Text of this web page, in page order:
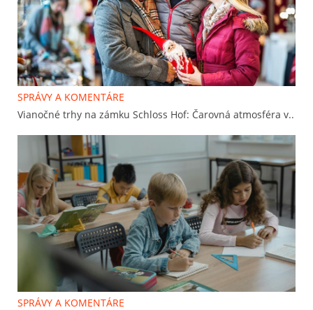
SPRÁVY A KOMENTÁRE
Vianočné trhy na zámku Schloss Hof: Čarovná atmosféra v..
SPRÁVY A KOMENTÁRE